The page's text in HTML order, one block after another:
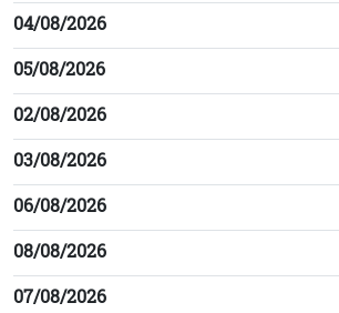
04/08/2026
05/08/2026
02/08/2026
03/08/2026
06/08/2026
08/08/2026
07/08/2026